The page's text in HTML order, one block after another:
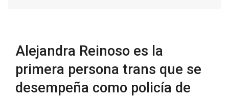
Alejandra Reinoso es la
primera persona trans que se
desempeña como policía de